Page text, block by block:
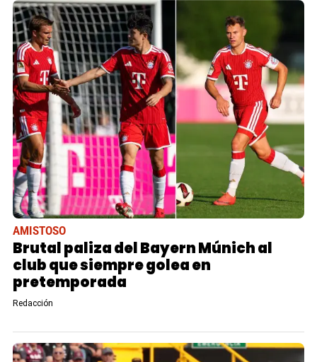
AMISTOSO
Brutal paliza del Bayern Múnich al
club que siempre golea en
pretemporada
Redacción